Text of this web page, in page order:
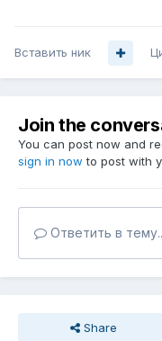
Вставить ник
Join the
You can post now and
sign in now to post with
Ответить в
Share